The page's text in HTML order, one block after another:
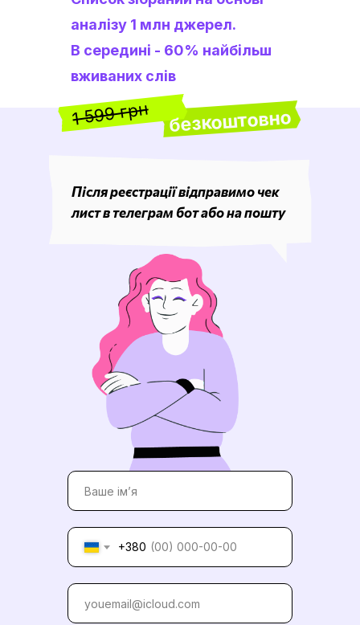
1 599 грн безкоштовно
аналізу 1 млн джерел.
В середині - 60% найбільш
вживаних слів
Після реєстрації відправимо чек
лист в телеграм бот або на пошту
+380